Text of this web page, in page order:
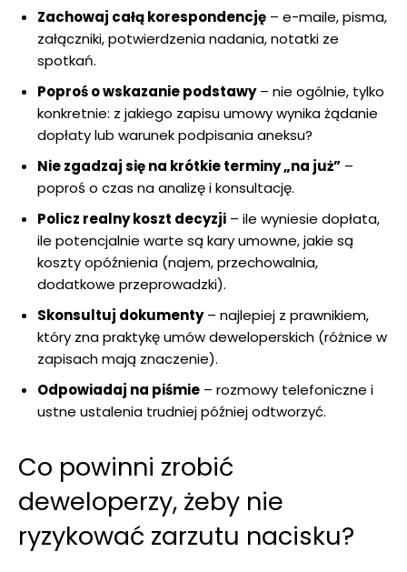
Zachowaj całą korespondencję – e-maile, pisma,
załączniki, potwierdzenia nadania, notatki ze
spotkań.
Poproś o wskazanie podstawy– nie ogólnie, tylko
konkretnie: z jakiego zapisu umowy wynika żądanie
dopłaty lub warunek podpisania aneksu?
Nie zgadzaj się na krótkie terminy „na już” –
poproś o czas na analizę i konsultację.
Policz realny koszt decyzji – ile wyniesie dopłata,
ile potencjalnie warte są kary umowne, jakie są
koszty opóźnienia (najem, przechowalnia,
dodatkowe przeprowadzki).
Skonsultuj dokumenty– najlepiej z prawnikiem,
który zna praktykę umów deweloperskich (różnice w
zapisach mają znaczenie).
Odpowiadaj na piśmie – rozmowy telefoniczne i
ustne ustalenia trudniej później odtworzyć.
Co powinni zrobić
deweloperzy, żeby nie
ryzykować zarzutu nacisku?